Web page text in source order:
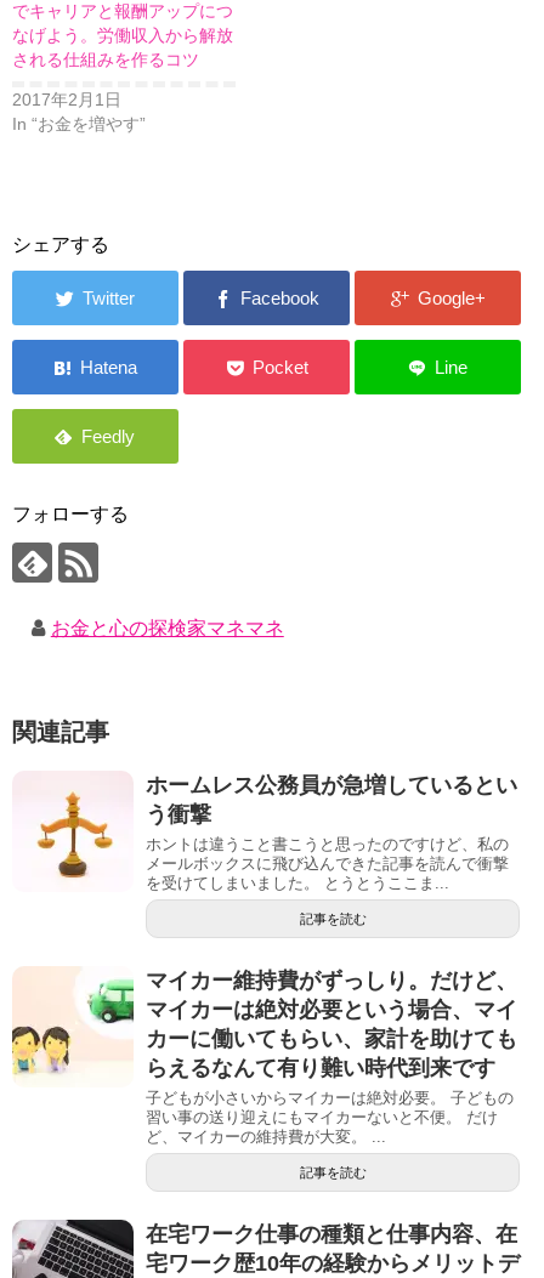
でキャリアと報酬アップにつ
なげよう。労働収入から解放
される仕組みを作るコツ
2017年2月1日
In “お金を増やす”
シェアする
フォローする
お金と心の探検家マネマネ
関連記事
ホームレス公務員が急増しているとい
う衝撃
ホントは違うこと書こうと思ったのですけど、私の
メールボックスに飛び込んできた記事を読んで衝撃
を受けてしまいました。 とうとうここま...
記事を読む
マイカー維持費がずっしり。だけど、
マイカーは絶対必要という場合、マイ
カーに働いてもらい、家計を助けても
らえるなんて有り難い時代到来です
子どもが小さいからマイカーは絶対必要。 子どもの
習い事の送り迎えにもマイカーないと不便。 だけ
ど、マイカーの維持費が大変。 ...
記事を読む
在宅ワーク仕事の種類と仕事内容、在
宅ワーク歴10年の経験からメリットデ